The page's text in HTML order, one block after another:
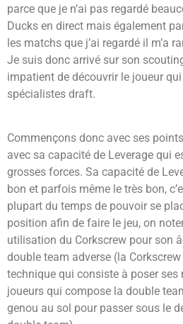
parce que je n’ai pas regardé
Ducks en direct mais également
les matchs que j’ai regardé il m’a
Je suis donc arrivé sur son
impatient de découvrir le joueur
spécialistes draft.
Commençons donc avec ses
avec sa capacité de Leverage qui
grosses forces. Sa capacité de
bon et parfois même le très bon,
plupart du temps de pouvoir se
position afin de faire le jeu, on
utilisation du Corkscrew pour son
double team adverse (la
technique qui consiste à poser ses
joueurs qui compose la double
genou au sol pour passer sous le